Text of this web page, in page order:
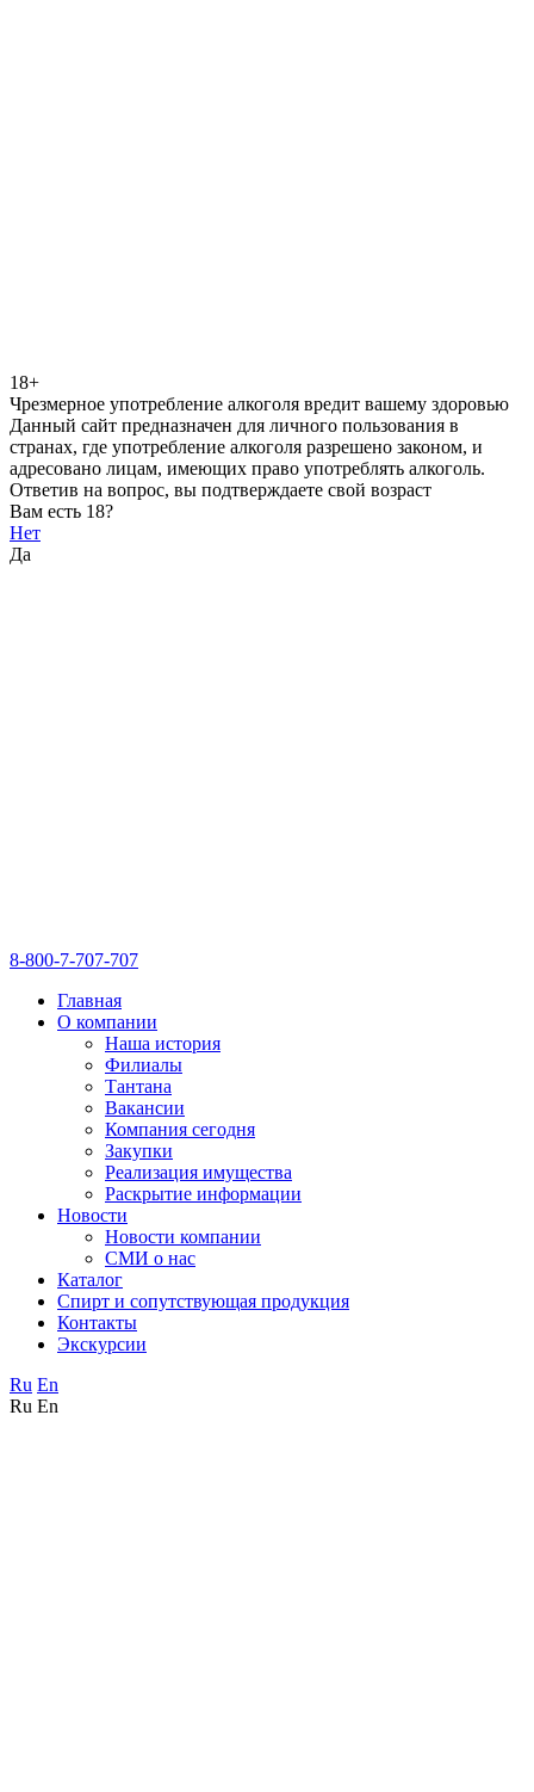
18+
Чрезмерное употребление алкоголя вредит вашему здоровью
Данный сайт предназначен для личного пользования в
странах, где употребление алкоголя разрешено законом, и
адресовано лицам, имеющих право употреблять алкоголь.
Ответив на вопрос, вы подтверждаете свой возраст
Вам есть 18?
Нет
Да
8-800-7-707-707
Главная
О компании
Наша история
Филиалы
Тантана
Вакансии
Компания сегодня
Закупки
Реализация имущества
Раскрытие информации
Новости
Новости компании
СМИ о нас
Каталог
Спирт и сопутствующая продукция
Контакты
Экскурсии
Ru En
Ru En